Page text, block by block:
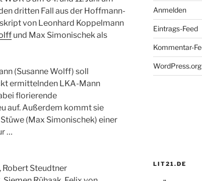
dritten Fall aus der Hoffmann-
von Leonhard Koppelmann
und Max Simonischekals
(Susanne Wolff) soll
ermittelnden LKA-Mann
florierende
auf. Außerdem kommt sie
(Max Simonischek) einer
…
Robert Steudtner
Anmelden
Eintrags-Feed
Kommentar-
WordPress.org
LIT21.DE